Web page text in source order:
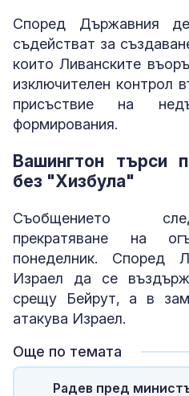
Според Държавния
съдействат за
които Ливанските
изключителен контрол
присъствие на
формирования.
Вашингтон търси
без "Хизбула"
Съобщението
прекратяване на
понеделник. Според
Израел да се
срещу Бейрут, а в
атакува Израел.
Още по темата
Радев пред